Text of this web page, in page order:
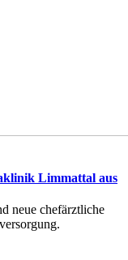
Limmattal aus
neue chefärztliche